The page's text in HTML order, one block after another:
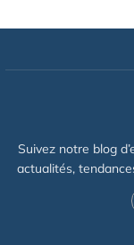
Suivez notre blog
actualités,